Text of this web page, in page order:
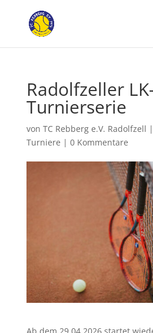
Radolfzeller
Turnierserie
von TC Rebberg e.V. Radolfzell |
Turniere | 0 Kommentare